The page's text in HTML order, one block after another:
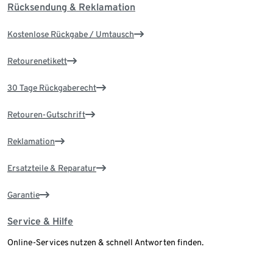
Rücksendung & Reklamation
Kostenlose Rückgabe / Umtausch
Retourenetikett
30 Tage Rückgaberecht
Retouren-Gutschrift
Reklamation
Ersatzteile & Reparatur
Garantie
Service & Hilfe
Online-Services nutzen & schnell Antworten finden.